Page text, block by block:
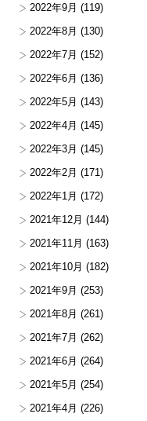
2022年9月 (119)
2022年8月 (130)
2022年7月 (152)
2022年6月 (136)
2022年5月 (143)
2022年4月 (145)
2022年3月 (145)
2022年2月 (171)
2022年1月 (172)
2021年12月 (144)
2021年11月 (163)
2021年10月 (182)
2021年9月 (253)
2021年8月 (261)
2021年7月 (262)
2021年6月 (264)
2021年5月 (254)
2021年4月 (226)